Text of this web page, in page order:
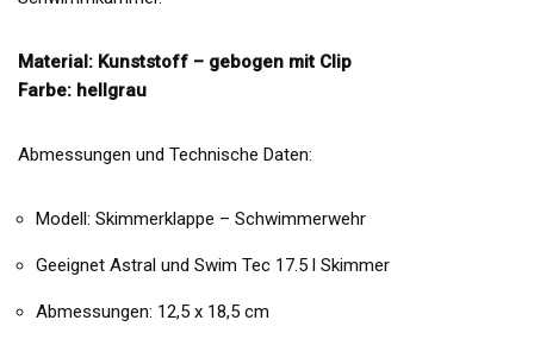
Material: Kunststoff – gebogen mit Clip
Farbe: hellgrau
Abmessungen und Technische Daten:
Modell: Skimmerklappe – Schwimmerwehr
Geeignet Astral und Swim Tec 17.5 l Skimmer
Abmessungen: 12,5 x 18,5 cm